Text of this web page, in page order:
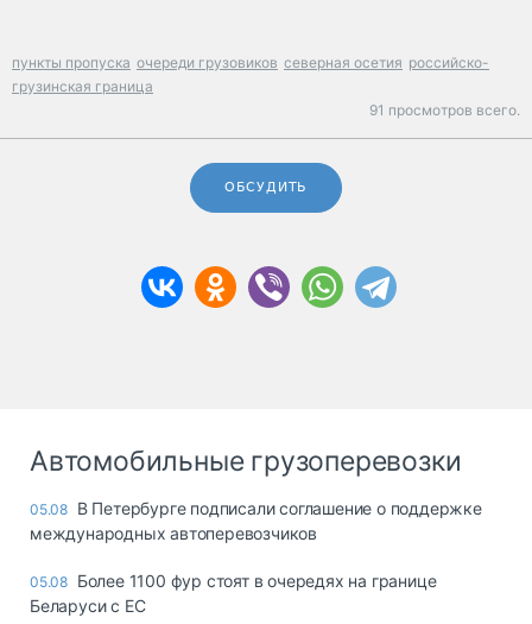
пункты пропуска очереди грузовиков северная осетия российско-
грузинская граница
91 просмотров всего.
ОБСУДИТЬ
Автомобильные грузоперевозки
05.08 В Петербурге подписали соглашение о поддержке
международных автоперевозчиков
05.08 Более 1100 фур стоят в очередях на границе
Беларуси с ЕС